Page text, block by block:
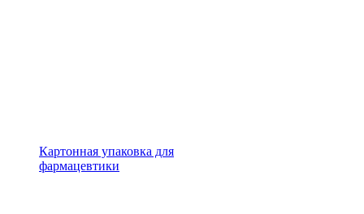
Картонная упаковка для
фармацевтики